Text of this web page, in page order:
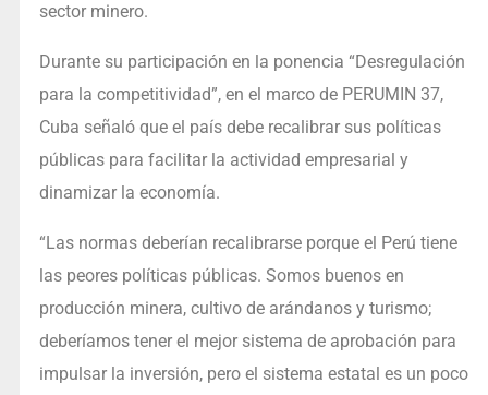
sector minero.
Durante su participación en la ponencia “Desregulación
para la competitividad”, en el marco de PERUMIN 37,
Cuba señaló que el país debe recalibrar sus políticas
públicas para facilitar la actividad empresarial y
dinamizar la economía.
“Las normas deberían recalibrarse porque el Perú tiene
las peores políticas públicas. Somos buenos en
producción minera, cultivo de arándanos y turismo;
deberíamos tener el mejor sistema de aprobación para
impulsar la inversión, pero el sistema estatal es un poco